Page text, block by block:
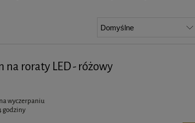
na roraty LED - różowy
na wyczerpaniu
godziny